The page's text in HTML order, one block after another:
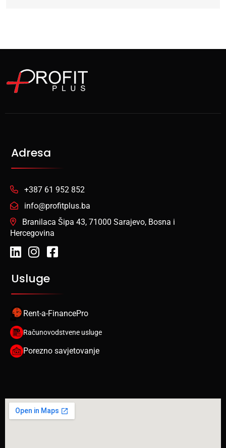
Adresa
+387 61 952 852
info@profitplus.ba
Branilaca Šipa 43, 71000 Sarajevo, Bosna i
Hercegovina
Usluge
Rent-a-FinancePro
Računovodstvene usluge
Porezno savjetovanje